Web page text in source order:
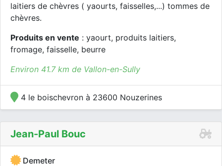
laitiers de chèvres ( yaourts, faisselles,...) tommes de
chèvres.
Produits en vente : yaourt, produits laitiers,
fromage, faisselle, beurre
Environ 41.7 km de Vallon-en-Sully
4 le boischevron à 23600 Nouzerines
Jean-Paul Bouc
Demeter